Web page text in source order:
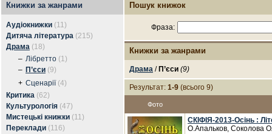
Книжки за жанрами
Аудіокнижки (11)
Дитяча література (215)
Драма (18)
– Лібретто (1)
– П’єси (9)
+ Сценарії (4)
Критика (62)
Культурологія (47)
Мистецькі книжки (11)
Переклади (116)
Пошук книжок
Фраза:
Книжки за жанрами
Драма / П’єси (9)
Результат: 1-9 (всього 9)
Фото
СКІФІЯ-2013-Осінь :
О.Апальков, Соколова